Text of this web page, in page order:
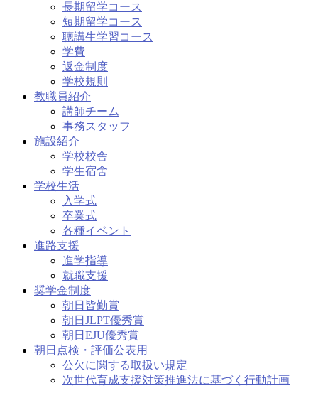
長期留学コース
短期留学コース
聴講生学習コース
学費
返金制度
学校規則
教職員紹介
講師チーム
事務スタッフ
施設紹介
学校校舎
学生宿舍
学校生活
入学式
卒業式
各種イベント
進路支援
進学指導
就職支援
奨学金制度
朝日皆勤賞
朝日JLPT優秀賞
朝日EJU優秀賞
朝日点検・評価公表用
公欠に関する取扱い規定
次世代育成支援対策推進法に基づく行動計画